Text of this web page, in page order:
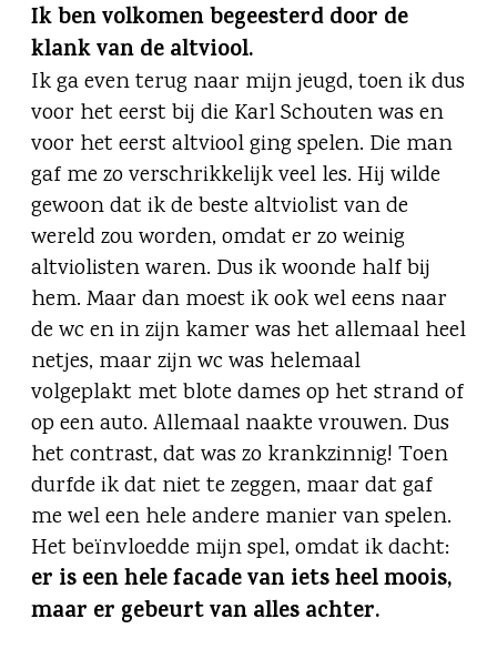
Ik ben volkomen begeesterd door de
klank van de altviool.
Ik ga even terug naar mijn jeugd, toen ik dus
voor het eerst bij die Karl Schouten was en
voor het eerst altviool ging spelen. Die man
gaf me zo verschrikkelijk veel les. Hij wilde
gewoon dat ik de beste altviolist van de
wereld zou worden, omdat er zo weinig
altviolisten waren. Dus ik woonde half bij
hem. Maar dan moest ik ook wel eens naar
de wc en in zijn kamer was het allemaal heel
netjes, maar zijn wc was helemaal
volgeplakt met blote dames op het strand of
op een auto. Allemaal naakte vrouwen. Dus
het contrast, dat was zo krankzinnig! Toen
durfde ik dat niet te zeggen, maar dat gaf
me wel een hele andere manier van spelen.
Het beïnvloedde mijn spel, omdat ik dacht:
er is een hele facade van iets heel moois,
maar er gebeurt van alles achter.